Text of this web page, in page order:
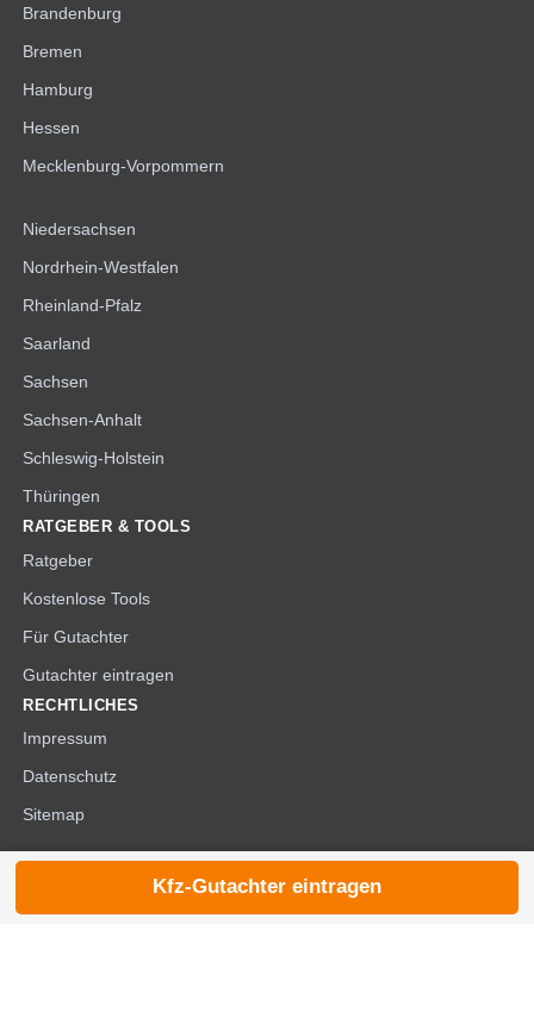
Brandenburg
Bremen
Hamburg
Hessen
Mecklenburg-Vorpommern
Niedersachsen
Nordrhein-Westfalen
Rheinland-Pfalz
Saarland
Sachsen
Sachsen-Anhalt
Schleswig-Holstein
Thüringen
RATGEBER & TOOLS
Ratgeber
Kostenlose Tools
Für Gutachter
Gutachter eintragen
RECHTLICHES
Impressum
Datenschutz
Sitemap
© 2026 die-kfzgutachter.de
Kfz-Gutachter eintragen